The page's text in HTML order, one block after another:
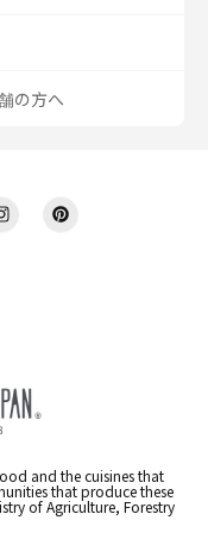
and the cuisines that
that produce these
of Agriculture, Forestry
の方へ